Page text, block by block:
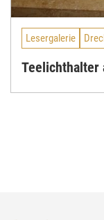
Lesergalerie
Teelichthalter